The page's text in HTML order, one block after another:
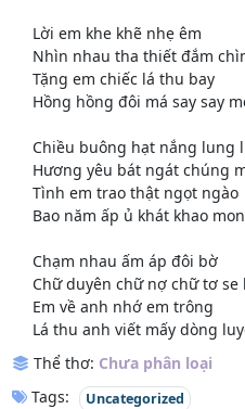
Lời em khe khẽ nhẹ êm
Nhìn nhau tha thiết đắm
Tặng em chiếc lá thu bay
Hồng hồng đôi má say say
Chiều buông hạt nắng lung
Hương yêu bát ngát chúng
Tình em trao thật ngọt ngào
Bao năm ấp ủ khát khao
Chạm nhau ấm áp đôi bờ
Chữ duyên chữ nợ chữ tơ se
Em về anh nhớ em trông
Lá thu anh viết mấy dòng
Thể thơ: Chưa phân loại
Tags:
Uncategorized